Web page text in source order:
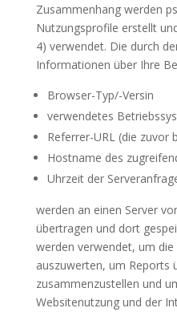
Zusammenhang werden
Nutzungsprofile erstellt
4) verwendet. Die durch
Informationen über Ihre
Browser-Typ/-Versin
verwendetes
Referrer-URL (die zuvor
Hostname des
Uhrzeit der
werden an einen Server
übertragen und dort
werden verwendet, um
auszuwerten, um Reports
zusammenzustellen und
Websitenutzung und der